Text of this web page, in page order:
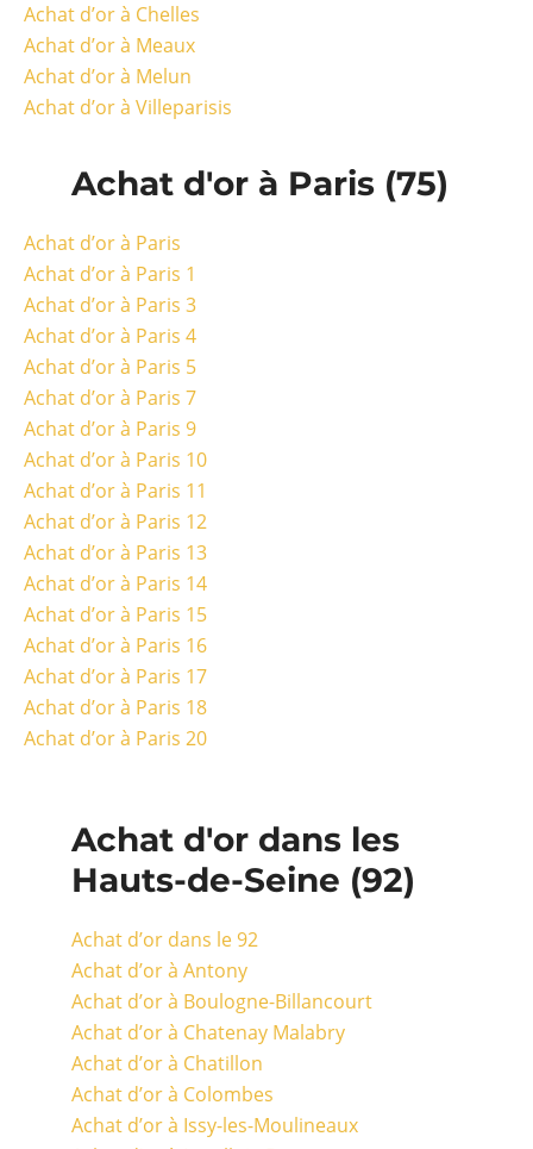
Achat d’or à Chelles
Achat d’or à Meaux
Achat d’or à Melun
Achat d’or à Villeparisis
Achat d'or à Paris (75)
Achat d’or à Paris
Achat d’or à Paris 1
Achat d’or à Paris 3
Achat d’or à Paris 4
Achat d’or à Paris 5
Achat d’or à Paris 7
Achat d’or à Paris 9
Achat d’or à Paris 10
Achat d’or à Paris 11
Achat d’or à Paris 12
Achat d’or à Paris 13
Achat d’or à Paris 14
Achat d’or à Paris 15
Achat d’or à Paris 16
Achat d’or à Paris 17
Achat d’or à Paris 18
Achat d’or à Paris 20
Achat d'or dans les
Hauts-de-Seine (92)
Achat d’or dans le 92
Achat d’or à Antony
Achat d’or à Boulogne-Billancourt
Achat d’or à Chatenay Malabry
Achat d’or à Chatillon
Achat d’or à Colombes
Achat d’or à Issy-les-Moulineaux